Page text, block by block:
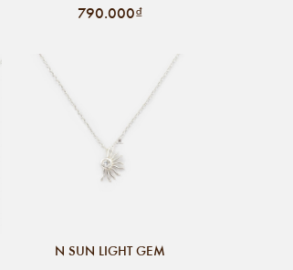
790.000₫
N SUN LIGHT GEM